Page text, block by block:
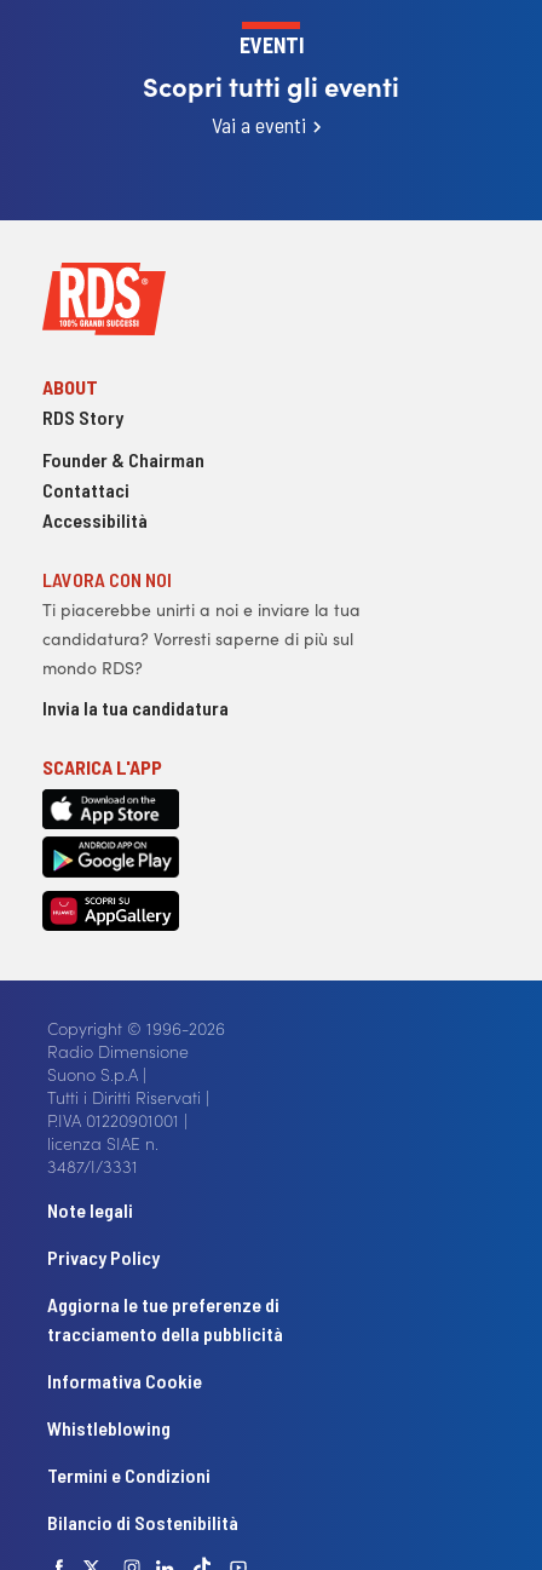
EVENTI
Scopri tutti gli eventi
Vai a eventi
ABOUT
RDS Story
Founder & Chairman
Contattaci
Accessibilità
LAVORA CON NOI
Ti piacerebbe unirti a noi e inviare la tua
candidatura? Vorresti saperne di più sul
mondo RDS?
Invia la tua candidatura
SCARICA L'APP
Copyright © 1996-2026
Radio Dimensione
Suono S.p.A |
Tutti i Diritti Riservati |
P.IVA 01220901001 |
licenza SIAE n.
3487/I/3331
Note legali
Privacy Policy
Aggiorna le tue preferenze di
tracciamento della pubblicità
Informativa Cookie
Whistleblowing
Termini e Condizioni
Bilancio di Sostenibilità